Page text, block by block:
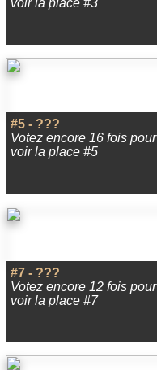
voir la place #3
#5 - ???
Votez encore 16 fois pour
voir la place #5
#7 - ???
Votez encore 12 fois pour
voir la place #7